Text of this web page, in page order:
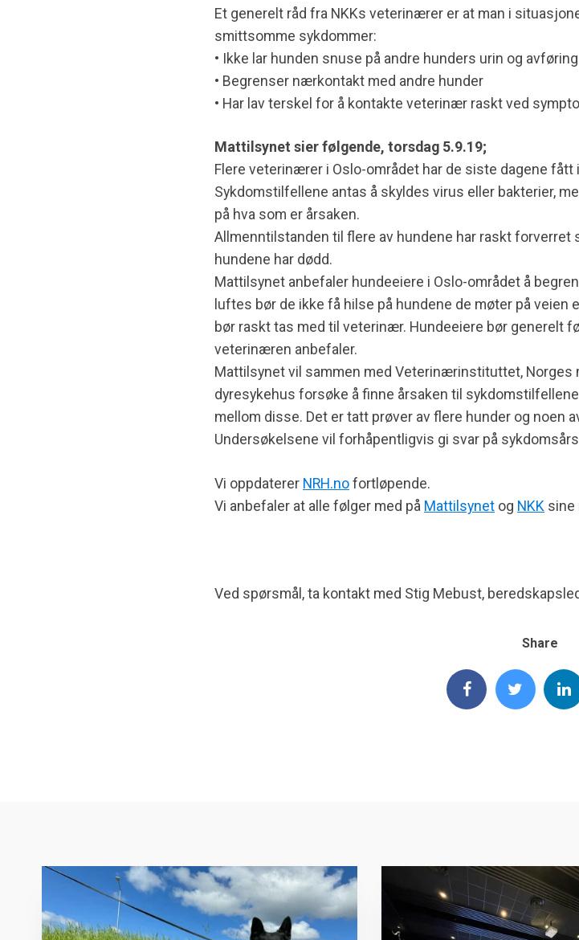
Et generelt råd fra NKKs veterinærer er at man i
smittsomme sykdommer:
• Ikke lar hunden snuse på andre hunders urin og avføring
• Begrenser nærkontakt med andre hunder
• Har lav terskel for å kontakte veterinær raskt ved
Mattilsynet sier følgende, torsdag 5.9.19;
Flere veterinærer i Oslo-området har de siste dagene fått
Sykdomstilfellene antas å skyldes virus eller bakterier,
på hva som er årsaken.
Allmenntilstanden til flere av hundene har raskt forverret
hundene har dødd.
Mattilsynet anbefaler hundeeiere i Oslo-området å
luftes bør de ikke få hilse på hundene de møter på
bør raskt tas med til veterinær. Hundeeiere bør generelt
veterinæren anbefaler.
Mattilsynet vil sammen med Veterinærinstituttet,
dyresykehus forsøke å finne årsaken til
mellom disse. Det er tatt prøver av flere hunder og noen
Undersøkelsene vil forhåpentligvis gi svar på
Vi oppdaterer NRH.no fortløpende.
Vi anbefaler at alle følger med på Mattilsynet og NKK sine
Ved spørsmål, ta kontakt med Stig Mebust,
Share